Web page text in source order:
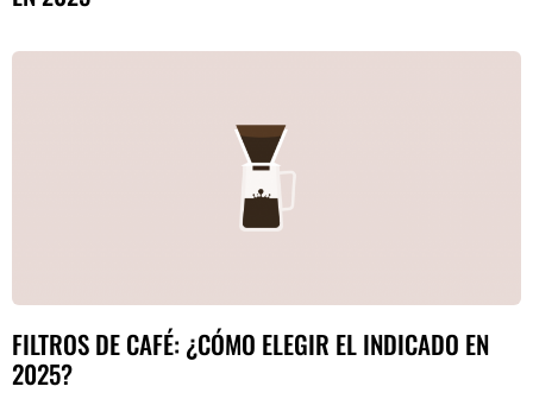
FILTROS DE CAFÉ: ¿CÓMO ELEGIR EL INDICADO EN
2025?